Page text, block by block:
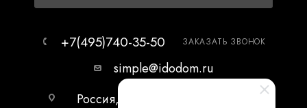
+7(495)740-35-50 ЗАКАЗАТЬ ЗВОНОК
simple@idodom.ru
Россия, г.Москва, МЦ Гранд-2,